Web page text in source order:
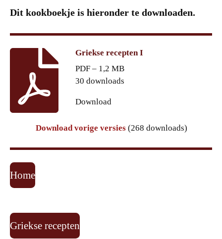
Dit kookboekje is hieronder te downloaden.
Griekse recepten I
PDF – 1,2 MB
30 downloads
Download
Download vorige versies (268 downloads)
Home
Griekse recepten